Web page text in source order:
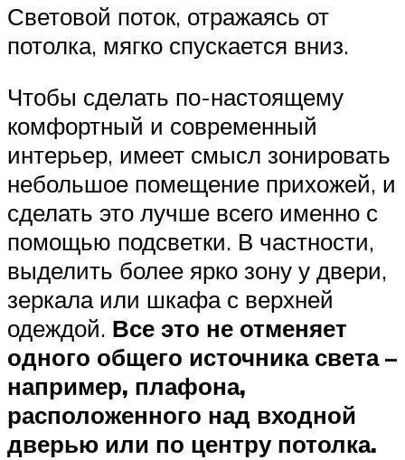
Световой поток, отражаясь от
потолка, мягко спускается вниз.
Чтобы сделать по-настоящему
комфортный и современный
интерьер, имеет смысл зонировать
небольшое помещение прихожей, и
сделать это лучше всего именно с
помощью подсветки. В частности,
выделить более ярко зону у двери,
зеркала или шкафа с верхней
одеждой. Все это не отменяет
одного общего источника света –
например, плафона,
расположенного над входной
дверью или по центру потолка.